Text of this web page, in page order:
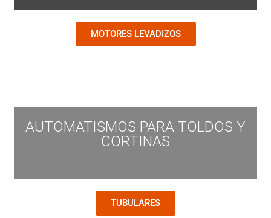
MOTORES LEVADIZOS
AUTOMATISMOS PARA TOLDOS Y
CORTINAS
TUBULARES